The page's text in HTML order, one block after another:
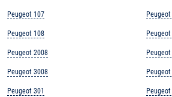
Peugeot 107
Peugeot 108
Peugeot 2008
Peugeot 3008
Peugeot 301